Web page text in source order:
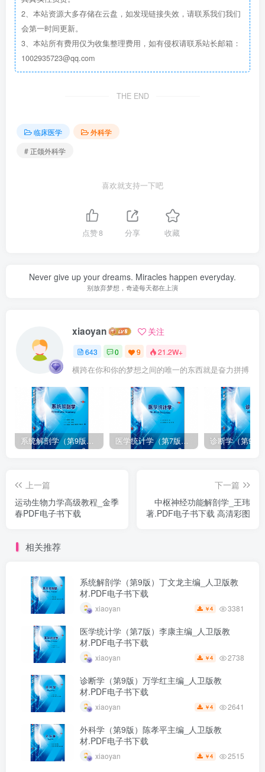
2、本站资源大多存储在云盘，如发现链接失效，请联系我们我们
会第一时间更新。
3、本站所有费用仅为收集整理费用，如有侵权请联系站长邮箱：
1002935723@qq.com
THE END
临床医学
外科学
# 正颌外科学
喜欢就支持一下吧
点赞8 分享 收藏
Never give up your dreams. Miracles happen everyday.
别放弃梦想，奇迹每天都在上演
xiaoyan 关注
643 0 9 21.2W+
横跨在你和你的梦想之间的唯一的东西就是奋力拼搏
系统解剖学（第9版）丁文龙主编_人卫版教材.PDF电子书下载 医学统计学（第7版）李康主编_人卫版教材.PDF电子书下载
上一篇
运动生物力学高级教程_金季
春PDF电子书下载
下一篇
中枢神经功能解剖学_王玮
著.PDF电子书下载 高清彩图
相关推荐
系统解剖学（第9版）丁文龙主编_人卫版教
材.PDF电子书下载
xiaoyan ￥4 3381
医学统计学（第7版）李康主编_人卫版教
材.PDF电子书下载
xiaoyan ￥4 2738
诊断学（第9版）万学红主编_人卫版教
材.PDF电子书下载
xiaoyan ￥4 2641
外科学（第9版）陈孝平主编_人卫版教
材.PDF电子书下载
xiaoyan ￥4 2515